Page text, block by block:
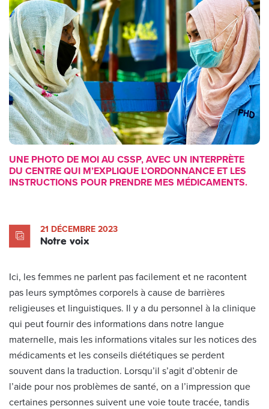
UNE PHOTO DE MOI AU CSSP, AVEC UN INTERPRÈTE
DU CENTRE QUI M’EXPLIQUE L’ORDONNANCE ET LES
INSTRUCTIONS POUR PRENDRE MES MÉDICAMENTS.
21 DÉCEMBRE 2023
Notre voix
Ici, les femmes ne parlent pas facilement et ne racontent
pas leurs symptômes corporels à cause de barrières
religieuses et linguistiques. Il y a du personnel à la clinique
qui peut fournir des informations dans notre langue
maternelle, mais les informations vitales sur les notices des
médicaments et les conseils diététiques se perdent
souvent dans la traduction. Lorsqu’il s’agit d’obtenir de
l’aide pour nos problèmes de santé, on a l’impression que
certaines personnes suivent une voie toute tracée, tandis